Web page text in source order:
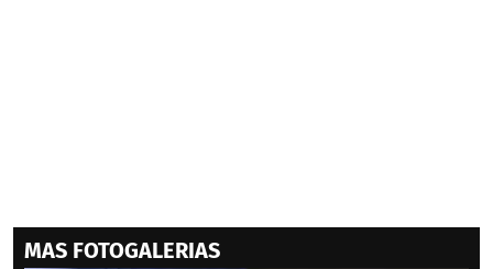
MAS FOTOGALERIAS